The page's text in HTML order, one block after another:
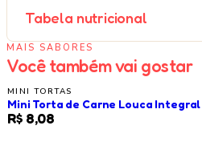
Tabela nutricional
MAIS SABORES
Você também vai gostar
MINI TORTAS
Mini Torta de Carne Louca Integral
R$ 8,08